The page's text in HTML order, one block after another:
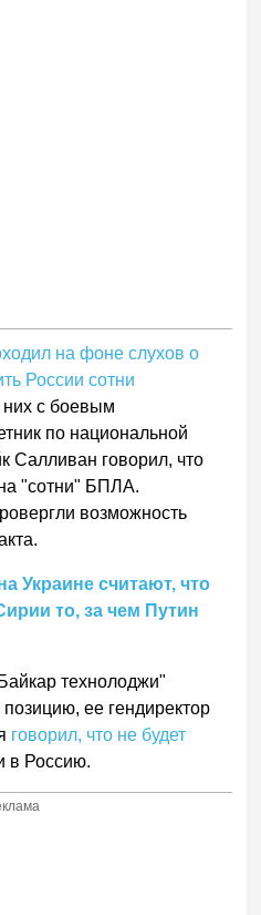
на фоне слухов о
России сотни
них с боевым
по национальной
Салливан говорил, что
"сотни" БПЛА.
возможность
Украине считают, что
то, за чем Путин
технолоджи"
ее гендиректор
говорил, что не будет
в Россию.